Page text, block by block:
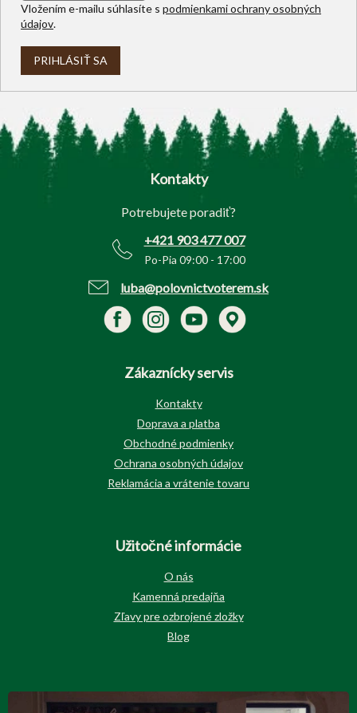
Vložením e-mailu súhlasíte s podmienkami ochrany osobných
údajov.
PRIHLÁSIŤ SA
Z
Kontakty
Potrebujete poradiť?
+421 903 477 007
Po-Pia 09:00 - 17:00
luba@polovnictvoterem.sk
Zákaznícky servis
Kontakty
Doprava a platba
Obchodné podmienky
Ochrana osobných údajov
Reklamácia a vrátenie tovaru
Užitočné informácie
O nás
Kamenná predajňa
Zľavy pre ozbrojené zložky
Blog